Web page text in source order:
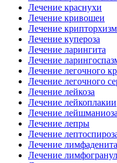
Лечение краснухи
Лечение кривошеи
Лечение
Лечение купероза
Лечение ларингита
Лечение
Лечение легочного
Лечение легочного
Лечение лейкоза
Лечение лейкоплакии
Лечение лейшманиоза
Лечение лепры
Лечение
Лечение лимфаденита
Лечение